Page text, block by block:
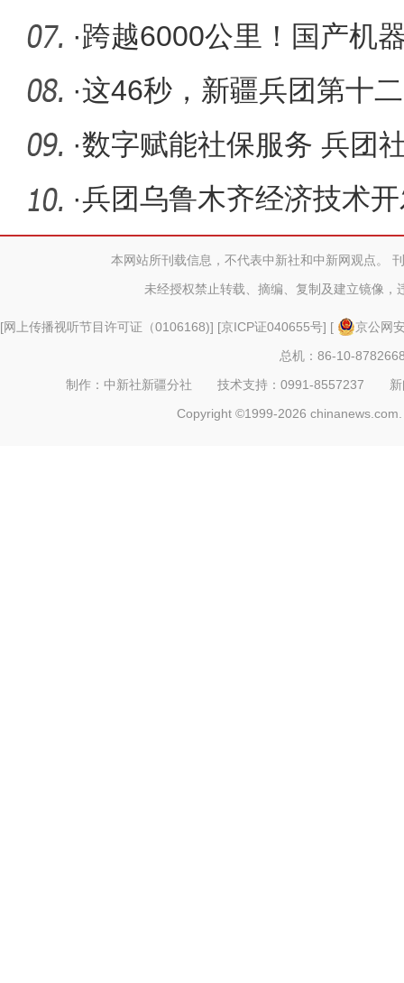
治“蒲公
·跨越6000公里！国产机
程肝血管
·这46秒，新疆兵团第十
了……
·数字赋能社保服务 兵团
上线
·兵团乌鲁木齐经济技术
房“活”起来
本网站所刊载信息，不代表中新社和中新网观点。
未经授权禁止转载、摘编、复制及建立镜像，
[网上传播视听节目许可证（0106168)] [京ICP证040655号] [
京公网
总机：86-10-
制作：中新社新疆分社 技术支持：0991-8557237
Copyright ©1999-2026